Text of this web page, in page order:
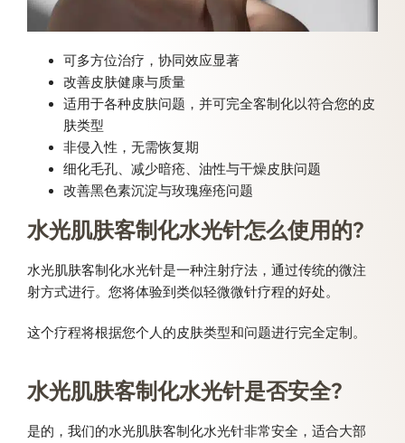
可多方位治疗，协同效应显著
改善皮肤健康与质量
适用于各种皮肤问题，并可完全客制化以符合您的皮
肤类型
非侵入性，无需恢复期
细化毛孔、减少暗疮、油性与干燥皮肤问题
改善黑色素沉淀与玫瑰痤疮问题
水光肌肤客制化水光针怎么使用的?
水光肌肤客制化水光针是一种注射疗法，通过传统的微注
射方式进行。您将体验到类似轻微微针疗程的好处。
这个疗程将根据您个人的皮肤类型和问题进行完全定制。
水光肌肤客制化水光针是否安全?
是的，我们的水光肌肤客制化水光针非常安全，适合大部